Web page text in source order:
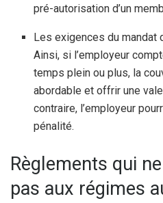
pré-autorisation d’un
Les exigences du mandat
Ainsi, si l’employeur
temps plein ou plus, la
abordable et offrir une
contraire, l’employeur
pénalité.
Règlements qui
pas aux régimes